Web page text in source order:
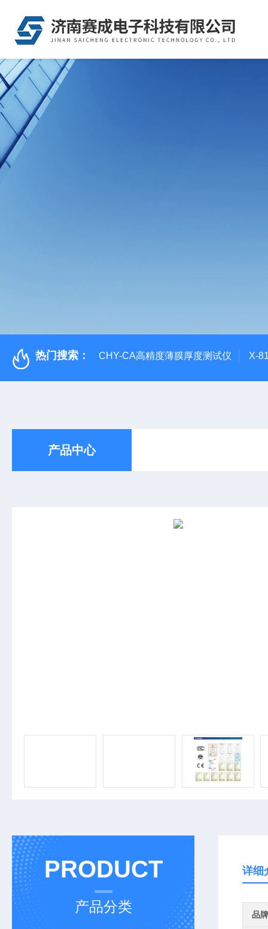
热门搜索： CHY-CA高精度薄膜厚度测试仪 X-
产品中心
PRODUCT
产品分类
详细
品牌